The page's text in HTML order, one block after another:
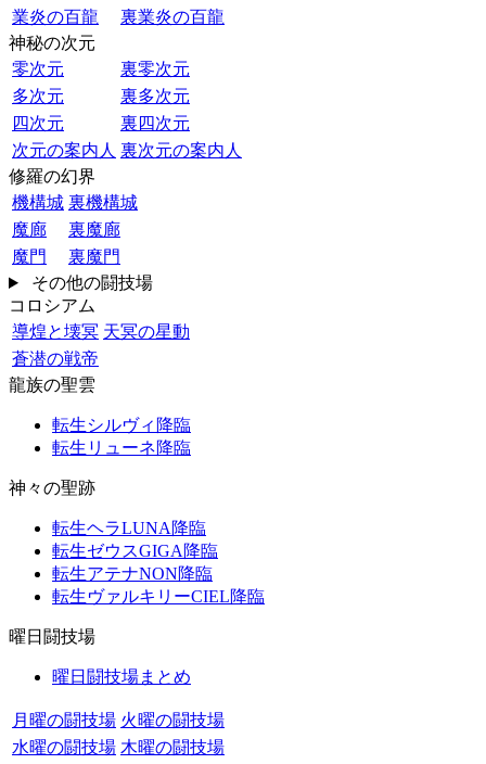
業炎の百龍
裏業炎の百龍
神秘の次元
零次元
裏零次元
多次元
裏多次元
四次元
裏四次元
次元の案内人 裏次元の案内人
修羅の幻界
機構城 裏機構城
魔廊
裏魔廊
魔門
裏魔門
その他の闘技場
コロシアム
導煌と壊冥 天冥の星動
蒼潜の戦帝
龍族の聖雲
転生シルヴィ降臨
転生リューネ降臨
神々の聖跡
転生ヘラLUNA降臨
転生ゼウスGIGA降臨
転生アテナNON降臨
転生ヴァルキリーCIEL降臨
曜日闘技場
曜日闘技場まとめ
月曜の闘技場 火曜の闘技場
水曜の闘技場 木曜の闘技場